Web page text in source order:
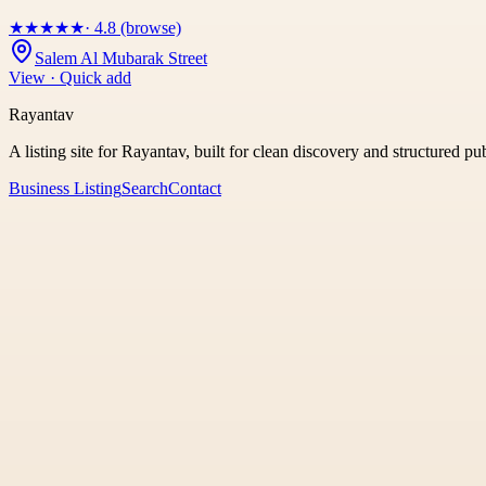
★★★★★· 4.8 (browse)
Salem Al Mubarak Street
View · Quick add
Rayantav
A listing site for Rayantav, built for clean discovery and structured
Business ListingSearchContact